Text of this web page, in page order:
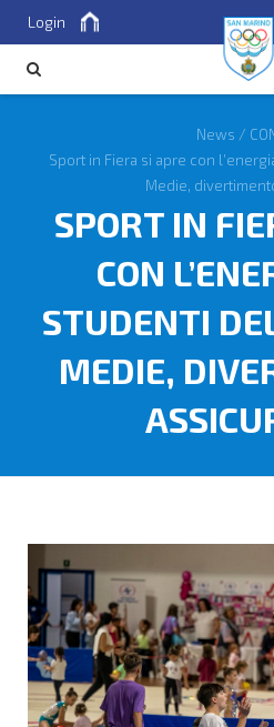
Login
News /
Sport in Fiera si apre con
Medie,
SPORT IN
CON
STUDENTI
MEDIE,